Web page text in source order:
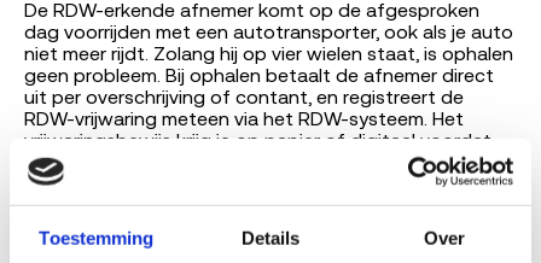
Toestemming Details Over
De RDW-erkende afnemer komt op de afgesproken
dag voorrijden met een autotransporter, ook als je auto
niet meer rijdt. Zolang hij op vier wielen staat, is ophalen
geen probleem. Bij ophalen betaalt de afnemer direct
uit per overschrijving of contant, en registreert de
RDW-vrijwaring meteen via het RDW-systeem. Het
vrijwaringsbewijs krijg je op papier of digitaal voordat
de afnemer wegrijdt.
Waarom Sloopauto.com voor sloopauto verkopen in Hoorn?